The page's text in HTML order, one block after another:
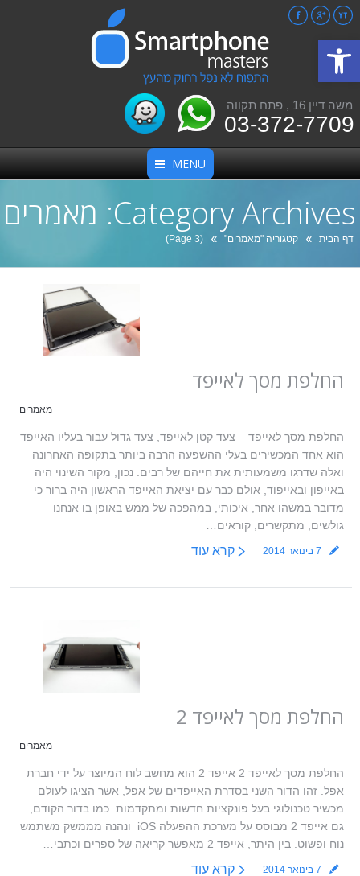
פתח סרגל נגישות
משה דיין 16 , פתח תקווה
03-372-7709
FacebookGoogle+
YouTube
MENU
Category Archives: מאמרים
אתה כאן:
דף הבית קטגוריה "מאמרים" (Page 3)
החלפת מסך לאייפד
מאמרים
החלפת מסך לאייפד – צעד קטן לאייפד, צעד גדול עבור בעליו האייפד
הוא אחד המכשירים בעלי ההשפעה הרבה ביותר בתקופה האחרונה
ואלה שדרגו משמעותית את חייהם של רבים. נכון, מקור השינוי היה
באייפון ובאייפוד, אולם כבר עם יציאת האייפד הראשון היה ברור כי
מדובר במשהו אחר, איכותי, במהפכה של ממש באופן בו אנחנו
גולשים, מתקשרים, קוראים…
7 בינואר 2014 קרא עוד
החלפת מסך לאייפד 2
מאמרים
החלפת מסך לאייפד 2 אייפד 2 הוא מחשב לוח המיוצר על ידי חברת
אפל. זהו הדור השני בסדרת האייפדים של אפל, אשר הציגו לעולם
מכשיר טכנולוגי בעל פונקציות חדשות ומתקדמות. כמו בדור הקודם,
גם אייפד 2 מבוסס על מערכת ההפעלה iOS ונהנה מממשק משתמש
נוח ופשוט. בין היתר, אייפד 2 מאפשר קריאה של ספרים וכתבי…
7 בינואר 2014 קרא עוד